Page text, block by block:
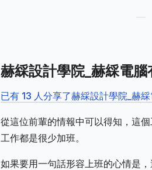
赫綵設計學院_赫綵電
已有 13 人分享了赫綵設計學院_赫
從這位前輩的情報中可以得知，這
工作都是很少加班。
如果要用一句話形容上班的心情是